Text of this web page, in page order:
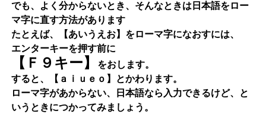
でも、よく分からないとき、そんなときは日本語をロー
マ字に直す方法があります
たとえば、【あいうえお】をローマ字になおすには、
エンターキーを押す前に
【Ｆ９キー】
をおします。
すると、【ａｉｕｅｏ】とかわります。
ローマ字があからない、日本語なら入力できるけど、と
いうときにつかってみましょう。